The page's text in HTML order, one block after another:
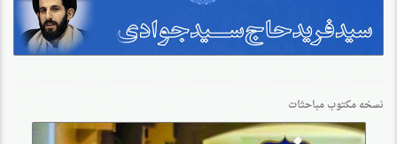
نسخه مکتوب مباحثات